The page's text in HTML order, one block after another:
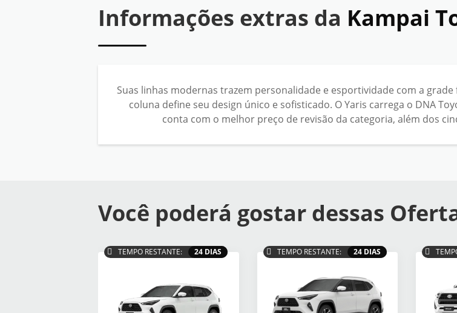
Informações extras da Kampai
Suas linhas modernas trazem personalidade e esportividade com a
coluna define seu design único e sofisticado. O Yaris carrega o DNA
conta com o melhor preço de revisão da categoria, além dos
Você poderá gostar dessas
TEMPO RESTANTE: 24 DIAS TEMPO RESTANTE: 24 DIAS